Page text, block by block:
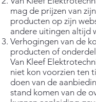
mag de prijzen van
producten op zijn
andere uitingen altijd
Verhogingen van de
producten of
Van Kleef
niet kon voorzien ten
doen van de
stand komen van de